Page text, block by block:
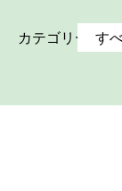
カテゴリー